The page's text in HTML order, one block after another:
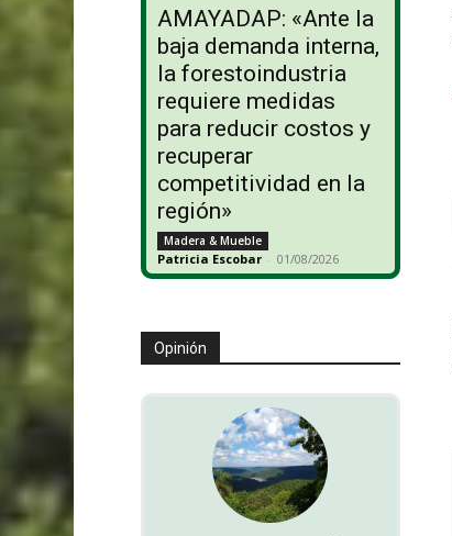
AMAYADAP: «Ante la
baja demanda interna,
la forestoindustria
requiere medidas
para reducir costos y
recuperar
competitividad en la
región»
Madera & Mueble
Patricia Escobar - 01/08/2026
Opinión